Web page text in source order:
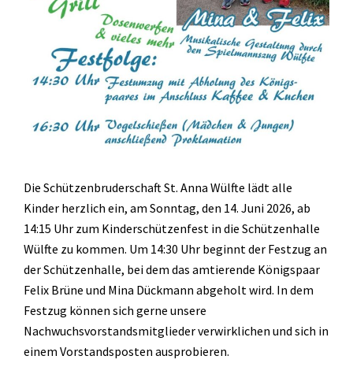
Die Schützenbruderschaft St. Anna Wülfte lädt alle
Kinder herzlich ein, am Sonntag, den 14. Juni 2026, ab
14:15 Uhr zum Kinderschützenfest in die Schützenhalle
Wülfte zu kommen. Um 14:30 Uhr beginnt der Festzug an
der Schützenhalle, bei dem das amtierende Königspaar
Felix Brüne und Mina Dückmann abgeholt wird. In dem
Festzug können sich gerne unsere
Nachwuchsvorstandsmitglieder verwirklichen und sich in
einem Vorstandsposten ausprobieren.